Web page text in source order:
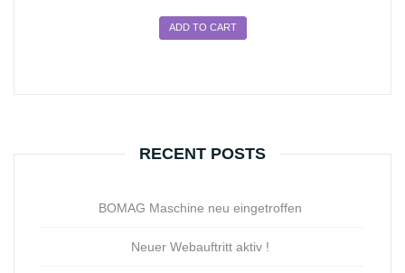
ADD TO CART
RECENT POSTS
BOMAG Maschine neu eingetroffen
Neuer Webauftritt aktiv !